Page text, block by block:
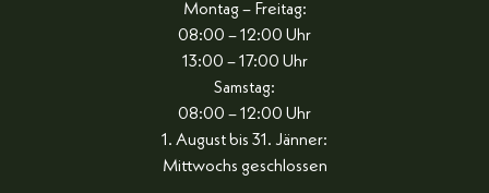
Montag – Freitag:
08:00 – 12:00 Uhr
13:00 – 17:00 Uhr
Samstag:
08:00 – 12:00 Uhr
1. August bis 31. Jänner:
Mittwochs geschlossen